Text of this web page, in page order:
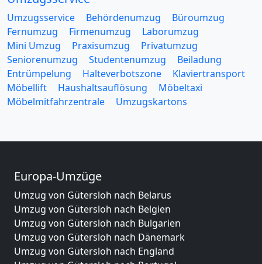
Umzugsservice Behördenumzug
Büroumzug
Fernumzug
Firmenumzug
Laborumzug
Mini Umzug
Praxisumzug
Privatumzug
Seniorenumzug
Studentenumzug
Beiladung
Entrümpelung
Halteverbotszone
Klaviertransport
Möbellift
Haushaltsauflösung
Möbeltaxi
Möbelmitfahrzentrale
Umzugskartons
Europa-Umzüge
Umzug von Gütersloh nach Belarus
Umzug von Gütersloh nach Belgien
Umzug von Gütersloh nach Bulgarien
Umzug von Gütersloh nach Dänemark
Umzug von Gütersloh nach England